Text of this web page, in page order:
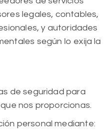
legales, contables,
y autoridades
según lo exija la
de seguridad para
nos proporcionas.
personal mediante: